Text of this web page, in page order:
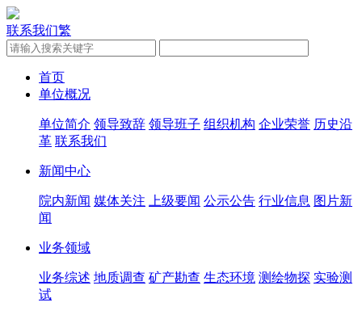
联系我们繁
首页
单位概况
单位简介 领导致辞 领导班子 组织机构 企业荣誉 历史沿
革 联系我们
新闻中心
院内新闻 媒体关注 上级要闻 公示公告 行业信息 图片新
闻
业务领域
业务综述 地质调查 矿产勘查 生态环境 测绘物探 实验测
试